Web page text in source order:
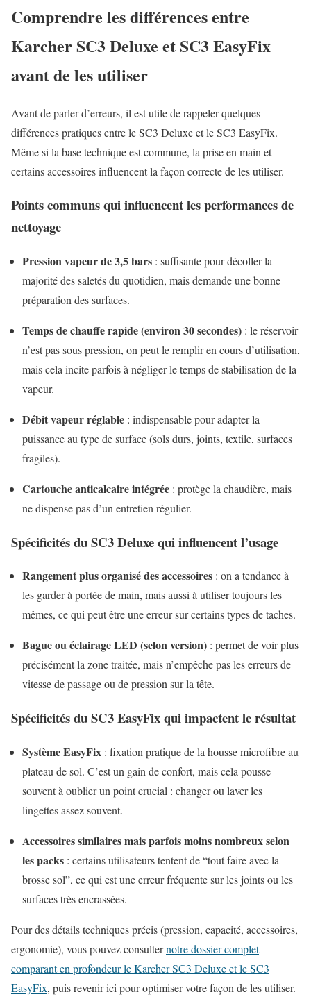
Comprendre les différences entre
Karcher SC3 Deluxe et SC3 EasyFix
avant de les utiliser
Avant de parler d’erreurs, il est utile de rappeler quelques
différences pratiques entre le SC3 Deluxe et le SC3 EasyFix.
Même si la base technique est commune, la prise en main et
certains accessoires influencent la façon correcte de les utiliser.
Points communs qui influencent les performances de
nettoyage
Pression vapeur de 3,5 bars : suffisante pour décoller la
majorité des saletés du quotidien, mais demande une bonne
préparation des surfaces.
Temps de chauffe rapide (environ 30 secondes) : le réservoir
n’est pas sous pression, on peut le remplir en cours d’utilisation,
mais cela incite parfois à négliger le temps de stabilisation de la
vapeur.
Débit vapeur réglable : indispensable pour adapter la
puissance au type de surface (sols durs, joints, textile, surfaces
fragiles).
Cartouche anticalcaire intégrée : protège la chaudière, mais
ne dispense pas d’un entretien régulier.
Spécificités du SC3 Deluxe qui influencent l’usage
Rangement plus organisé des accessoires : on a tendance à
les garder à portée de main, mais aussi à utiliser toujours les
mêmes, ce qui peut être une erreur sur certains types de taches.
Bague ou éclairage LED (selon version) : permet de voir plus
précisément la zone traitée, mais n’empêche pas les erreurs de
vitesse de passage ou de pression sur la tête.
Spécificités du SC3 EasyFix qui impactent le résultat
Système EasyFix : fixation pratique de la housse microfibre au
plateau de sol. C’est un gain de confort, mais cela pousse
souvent à oublier un point crucial : changer ou laver les
lingettes assez souvent.
Accessoires similaires mais parfois moins nombreux selon
les packs : certains utilisateurs tentent de “tout faire avec la
brosse sol”, ce qui est une erreur fréquente sur les joints ou les
surfaces très encrassées.
Pour des détails techniques précis (pression, capacité, accessoires,
ergonomie), vous pouvez consulternotre dossier complet
comparant en profondeur le Karcher SC3 Deluxe et le SC3
EasyFix, puis revenir ici pour optimiser votre façon de les utiliser.